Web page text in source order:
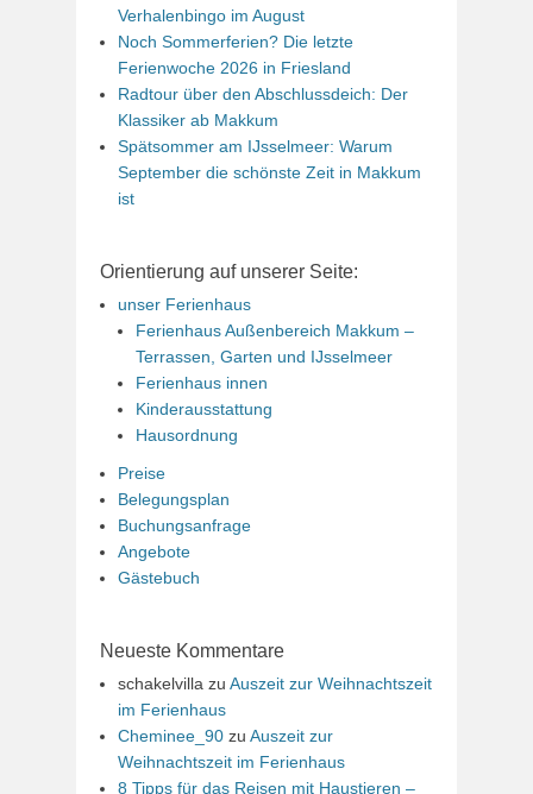
Verhalenbingo im August
Noch Sommerferien? Die letzte
Ferienwoche 2026 in Friesland
Radtour über den Abschlussdeich: Der
Klassiker ab Makkum
Spätsommer am IJsselmeer: Warum
September die schönste Zeit in Makkum
ist
Orientierung auf unserer Seite:
unser Ferienhaus
Ferienhaus Außenbereich Makkum –
Terrassen, Garten und IJsselmeer
Ferienhaus innen
Kinderausstattung
Hausordnung
Preise
Belegungsplan
Buchungsanfrage
Angebote
Gästebuch
Neueste Kommentare
schakelvilla zu Auszeit zur Weihnachtszeit
im Ferienhaus
Cheminee_90 zu Auszeit zur
Weihnachtszeit im Ferienhaus
8 Tipps für das Reisen mit Haustieren –